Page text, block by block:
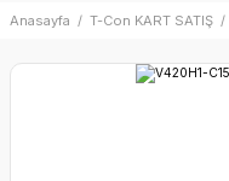
Anasayfa T-Con KART SATIŞ